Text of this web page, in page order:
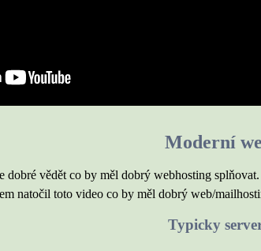
Moderní
dobré vědět co by měl dobrý webhosting
natočil toto video co by měl dobrý web/
Typicky